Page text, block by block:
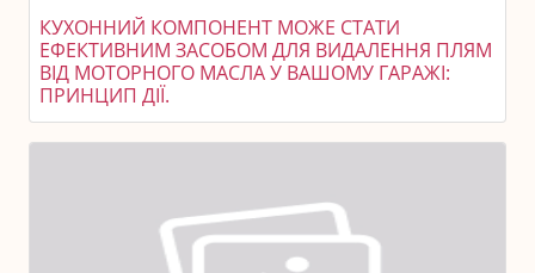
КУХОННИЙ КОМПОНЕНТ МОЖЕ СТАТИ
ЕФЕКТИВНИМ ЗАСОБОМ ДЛЯ ВИДАЛЕННЯ ПЛЯМ
ВІД МОТОРНОГО МАСЛА У ВАШОМУ ГАРАЖІ:
ПРИНЦИП ДІЇ.